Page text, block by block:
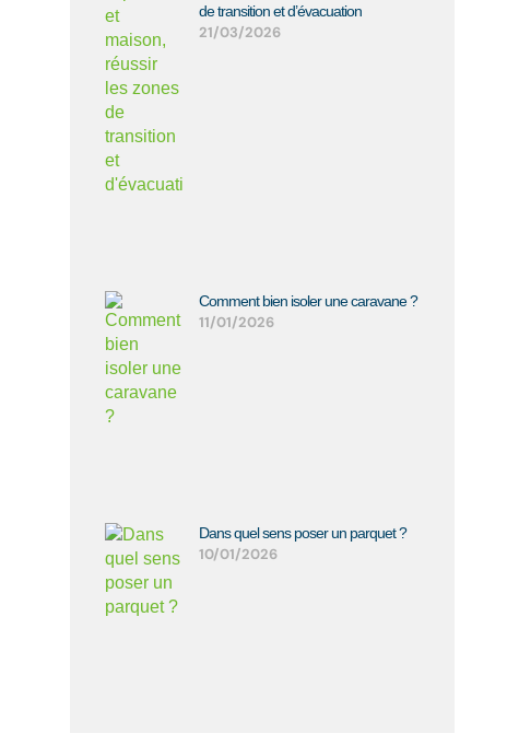
de transition et d’évacuation
21/03/2026
Comment bien isoler une caravane ?
11/01/2026
Dans quel sens poser un parquet ?
10/01/2026